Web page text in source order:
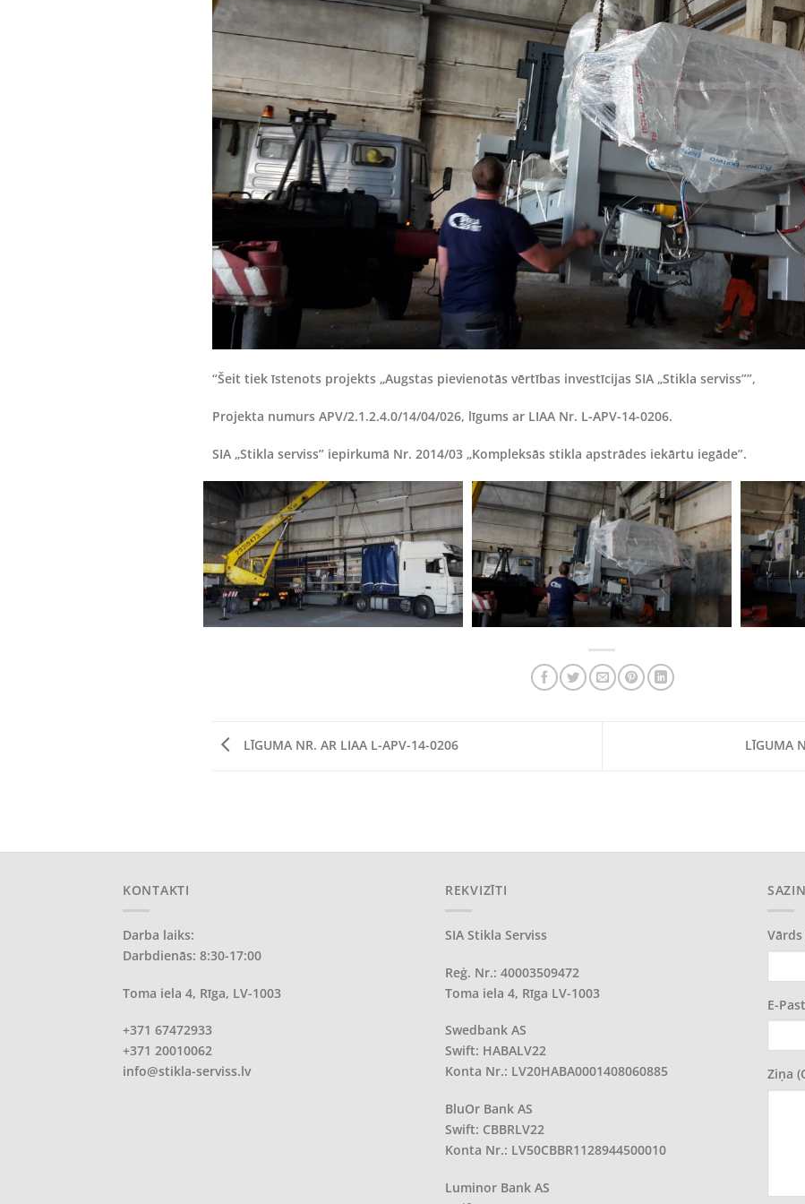
“Šeit tiek īstenots projekts „Augstas pievienotās vērtības investīcijas SIA „Stikla serviss””,
Projekta numurs APV/2.1.2.4.0/14/04/026, līgums ar LIAA Nr. L-APV-14-0206.
SIA „Stikla serviss” iepirkumā Nr. 2014/03 „Kompleksās stikla apstrādes iekārtu iegāde”.
LĪGUMA NR. AR LIAA L-APV-14-0206 LĪGUMA
KONTAKTI
Darba laiks:
Darbdienās: 8:30-17:00
Toma iela 4, Rīga, LV-1003
+371 67472933
+371 20010062
info@stikla-serviss.lv
REKVIZĪTI
SIA Stikla Serviss
Reģ. Nr.: 40003509472
Toma iela 4, Rīga LV-1003
Swedbank AS
Swift: HABALV22
Konta Nr.: LV20HABA0001408060885
BluOr Bank AS
Swift: CBBRLV22
Konta Nr.: LV50CBBR1128944500010
Luminor Bank AS
E-
Ziņa